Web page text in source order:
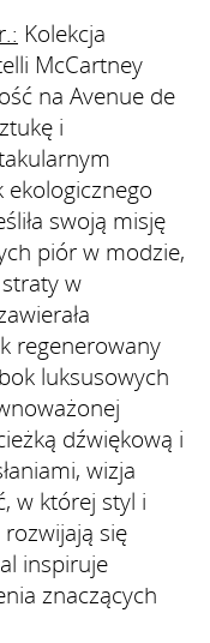
Kolekcja
McCartney
na Avenue de
i
ekologicznego
swoją misję
piór w modzie,
w
regenerowany
luksusowych
dźwiękową i
wizja
w której styl i
się
inspiruje
znaczących